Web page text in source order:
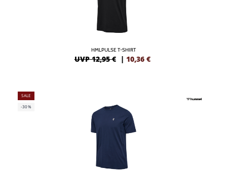
HMLPULSE T-SHIRT
UVP 12,95 € | 10,36 €
SALE
-30%